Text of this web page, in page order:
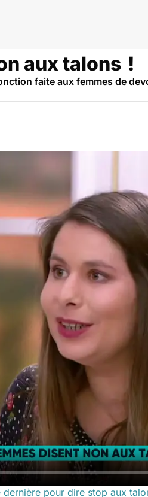
aux talons !
faite aux femmes de
dernière pour dire stop aux